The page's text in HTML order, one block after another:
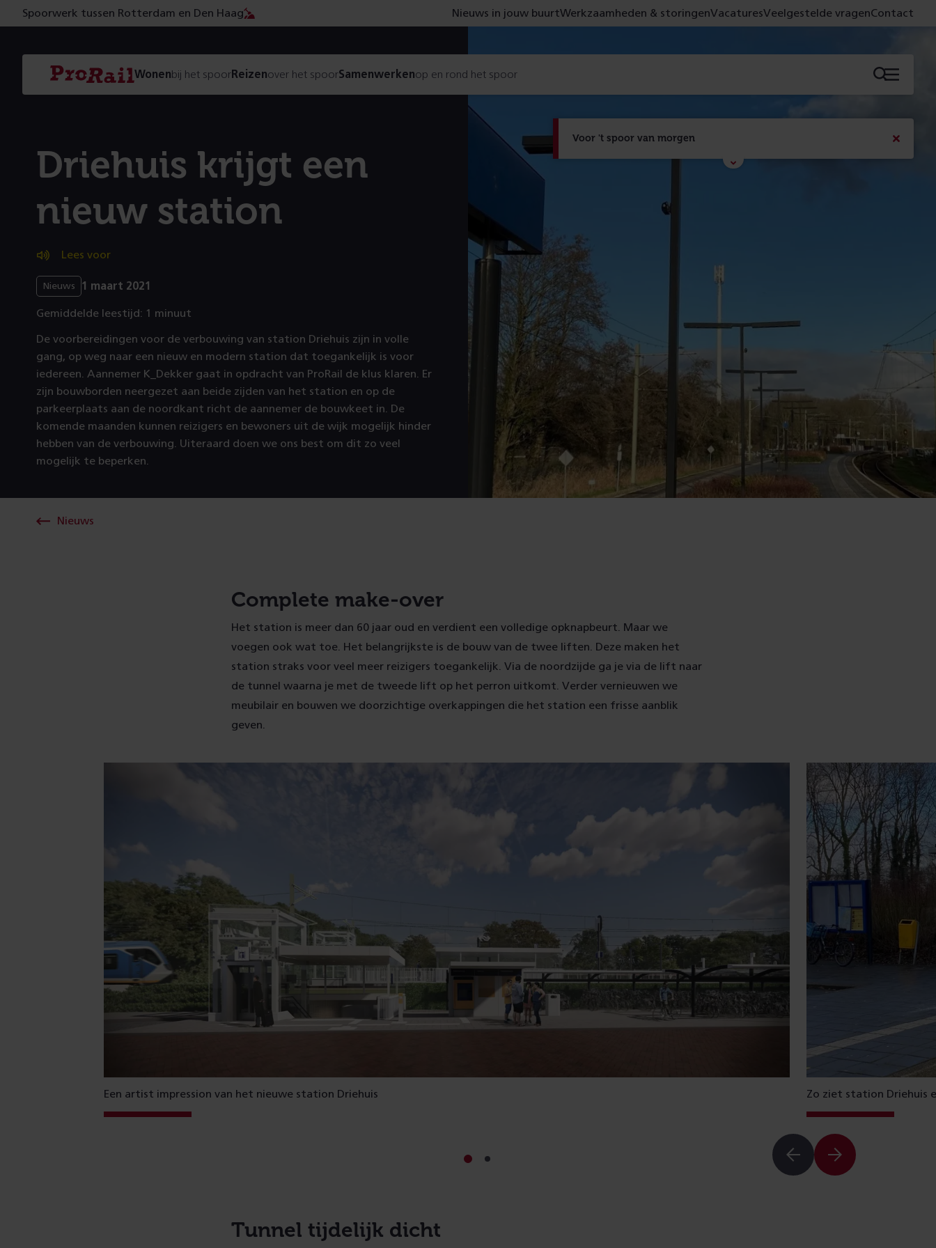
Voor 't spoor van morgen
Met de campagne 'Voor 't spoor naar morgen' laten
figuurlijk gezien - morgen oplevert.
Spoorwerk tussen Rotterdam en Den Haag Nieuws in jouw buurtWerkzaamheden & storingenVacaturesVeelgestelde vragenContact
Navigatie
Homepage
ProRail
Wonenbij het spoorReizenover het spoorSamenwerkenop en rond het spoor Menu
Driehuis krijgt een
nieuw station
Lees voor
Nieuws 1 maart 2021
Gemiddelde leestijd: 1 minuut
De voorbereidingen voor de verbouwing van station Driehuis zijn in volle
gang, op weg naar een nieuw en modern station dat toegankelijk is voor
iedereen. Aannemer K_Dekker gaat in opdracht van ProRail de klus klaren. Er
zijn bouwborden neergezet aan beide zijden van het station en op de
parkeerplaats aan de noordkant richt de aannemer de bouwkeet in. De
komende maanden kunnen reizigers en bewoners uit de wijk mogelijk hinder
hebben van de verbouwing. Uiteraard doen we ons best om dit zo veel
mogelijk te beperken.
Nieuws
Complete make-over
Het station is meer dan 60 jaar oud en verdient een volledige opknapbeurt. Maar we
voegen ook wat toe. Het belangrijkste is de bouw van de twee liften. Deze maken het
station straks voor veel meer reizigers toegankelijk. Via de noordzijde ga je via de lift naar
de tunnel waarna je met de tweede lift op het perron uitkomt. Verder vernieuwen we
meubilair en bouwen we doorzichtige overkappingen die het station een frisse aanblik
geven.
Een artist impression van het nieuwe station Driehuis Zo ziet station Driehuis
Ga
Ga
Tunnel tijdelijk dicht